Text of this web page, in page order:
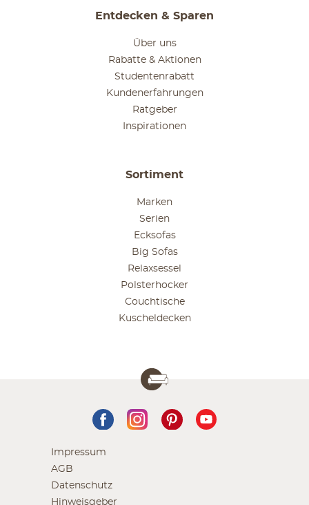
Entdecken & Sparen
Über uns
Rabatte & Aktionen
Studentenrabatt
Kundenerfahrungen
Ratgeber
Inspirationen
Sortiment
Marken
Serien
Ecksofas
Big Sofas
Relaxsessel
Polsterhocker
Couchtische
Kuscheldecken
Impressum
AGB
Datenschutz
Hinweisgeber